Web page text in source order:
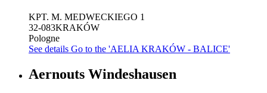
KPT. M. MEDWECKIEGO 1
32-083KRAKÓW
Pologne
See details Go to the 'AELIA KRAKÓW - BALICE'
Aernouts Windeshausen